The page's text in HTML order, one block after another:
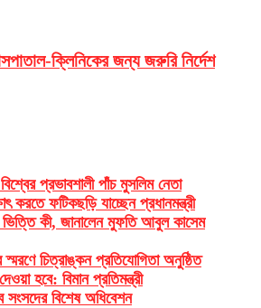
ক্লিনিকের জন্য জরুরি নির্দেশ
প্রভাবশালী পাঁচ মুসলিম নেতা
করতে ফটিকছড়ি যাচ্ছেন প্রধানমন্ত্রী
কী, জানালেন মুফতি আবুল কাসেম
চিত্রাঙ্কন প্রতিযোগিতা অনুষ্ঠিত
হবে: বিমান প্রতিমন্ত্রী
সংসদের বিশেষ অধিবেশন